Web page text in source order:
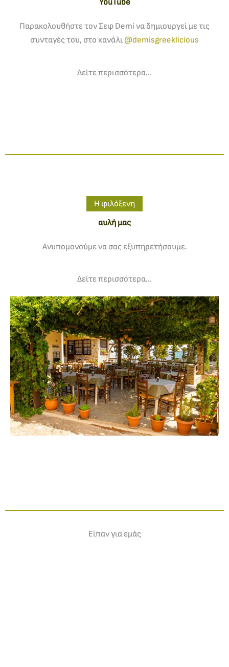
YouTube
Παρακολουθήστε τον Σεφ Demi να δημιουργεί με τις
συνταγές του, στο κανάλι @demisgreeklicious
Δείτε περισσότερα...
Η φιλόξενη
αυλή μας
Ανυπομονούμε να σας εξυπηρετήσουμε.
Δείτε περισσότερα...
Είπαν για εμάς